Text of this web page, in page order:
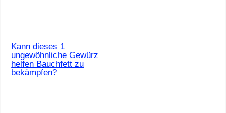
Kann dieses 1
ungewöhnliche Gewürz
helfen Bauchfett zu
bekämpfen?